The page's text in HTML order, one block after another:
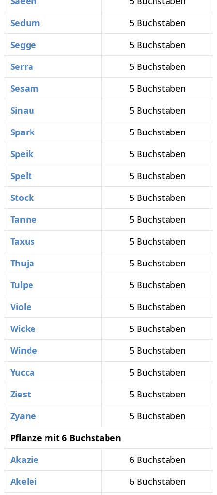
Sedum
5 Buchstaben
Segge
5 Buchstaben
Serra
5 Buchstaben
Sesam
5 Buchstaben
Sinau
5 Buchstaben
Spark
5 Buchstaben
Speik
5 Buchstaben
Spelt
5 Buchstaben
Stock
5 Buchstaben
Tanne
5 Buchstaben
Taxus
5 Buchstaben
Thuja
5 Buchstaben
Tulpe
5 Buchstaben
Viole
5 Buchstaben
Wicke
5 Buchstaben
Winde
5 Buchstaben
Yucca
5 Buchstaben
Ziest
5 Buchstaben
Zyane
5 Buchstaben
Pflanze mit 6 Buchstaben
Akazie
6 Buchstaben
Akelei
6 Buchstaben